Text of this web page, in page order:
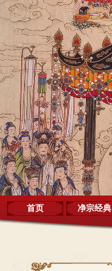
首页 净宗经典